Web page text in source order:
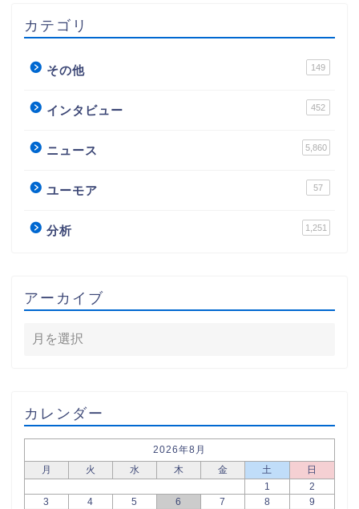
カテゴリ
その他 149
インタビュー 452
ニュース 5,860
ユーモア 57
分析 1,251
アーカイブ
カレンダー
2026年8月
月
火 水 木 金 土
日
1
2
3
4 5 6 7 8
9